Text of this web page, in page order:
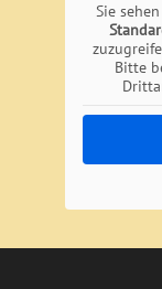
Sie
Bitte